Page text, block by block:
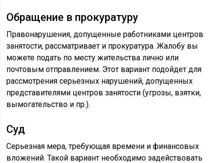
Обращение в прокуратуру
Правонарушения, допущенные работниками центров
занятости, рассматривает и прокуратура. Жалобу вы
можете подать по месту жительства лично или
почтовым отправлением. Этот вариант подойдет для
рассмотрения серьезных нарушений, допущенных
представителями центров занятости (угрозы, взятки,
вымогательство и пр.).
Суд
Серьезная мера, требующая времени и финансовых
вложений. Такой вариант необходимо задействовать